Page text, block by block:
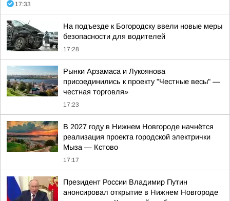
17:33
На подъезде к Богородску ввели новые меры
безопасности для водителей
17:28
Рынки Арзамаса и Лукоянова
присоединились к проекту "Честные весы" —
честная торговля»
17:23
В 2027 году в Нижнем Новгороде начнётся
реализация проекта городской электрички
Мыза — Кстово
17:17
Президент России Владимир Путин
анонсировал открытие в Нижнем Новгороде